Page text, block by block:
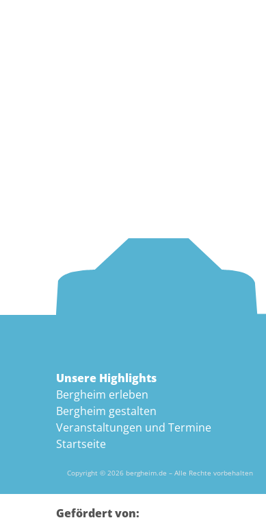
Unsere Highlights
Bergheim erleben
Bergheim gestalten
Veranstaltungen und Termine
Startseite
Copyright © 2026 bergheim.de – Alle Rechte vorbehalten
Gefördert von: